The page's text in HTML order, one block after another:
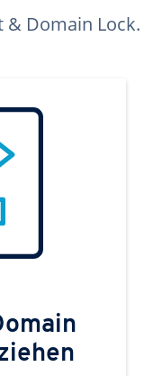
& Domain Lock.